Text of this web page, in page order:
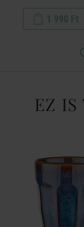
1 990 Ft
EZ IS